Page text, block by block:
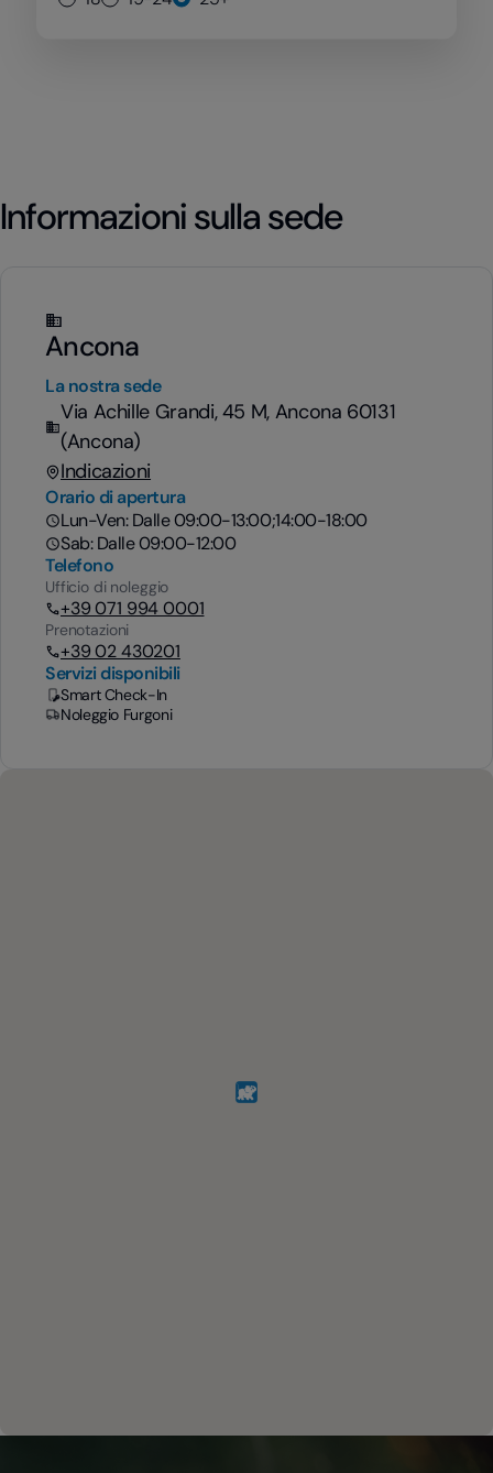
Informazioni sulla sede
Ancona
La nostra sede
Via Achille Grandi, 45 M, Ancona 60131
(Ancona)
Indicazioni
Orario di apertura
Lun-Ven: Dalle 09:00-13:00;14:00-18:00
Sab: Dalle 09:00-12:00
Telefono
Ufficio di noleggio
+39 071 994 0001
Prenotazioni
+39 02 430201
Servizi disponibili
Smart Check-In
Noleggio Furgoni